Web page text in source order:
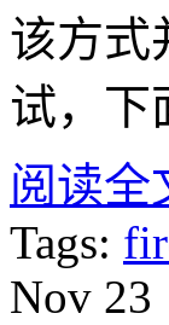
该方式
试，下
阅读全
Tags:
Nov 23